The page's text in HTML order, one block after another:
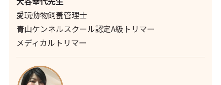
愛玩動物飼養管理士
青山ケンネルスクール認定A級トリマー
メディカルトリマー